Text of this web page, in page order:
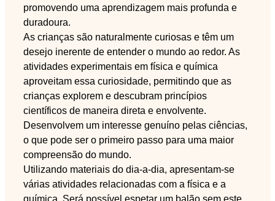
promovendo uma aprendizagem mais profunda e
duradoura.
As crianças são naturalmente curiosas e têm um
desejo inerente de entender o mundo ao redor. As
atividades experimentais em física e química
aproveitam essa curiosidade, permitindo que as
crianças explorem e descubram princípios
científicos de maneira direta e envolvente.
Desenvolvem um interesse genuíno pelas ciências,
o que pode ser o primeiro passo para uma maior
compreensão do mundo.
Utilizando materiais do dia-a-dia, apresentam-se
várias atividades relacionadas com a física e a